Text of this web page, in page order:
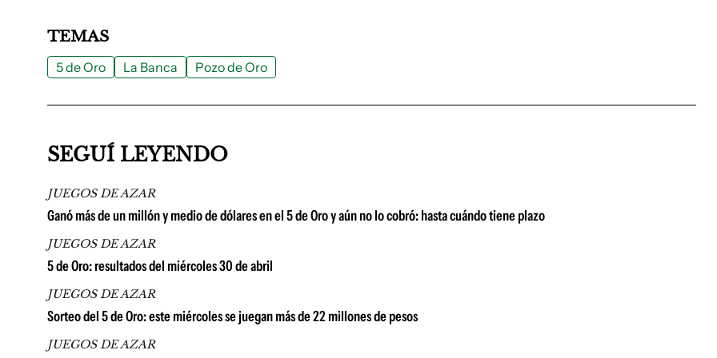
TEMAS
5 de Oro La Banca Pozo de Oro
SEGUÍ LEYENDO
JUEGOS DE AZAR
Ganó más de un millón y medio de dólares en el 5 de Oro y aún no lo cobró: hasta cuándo tiene plazo
JUEGOS DE AZAR
5 de Oro: resultados del miércoles 30 de abril
JUEGOS DE AZAR
Sorteo del 5 de Oro: este miércoles se juegan más de 22 millones de pesos
JUEGOS DE AZAR